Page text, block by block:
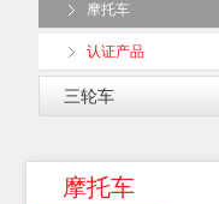
摩托车
认证产品
三轮车
摩托车